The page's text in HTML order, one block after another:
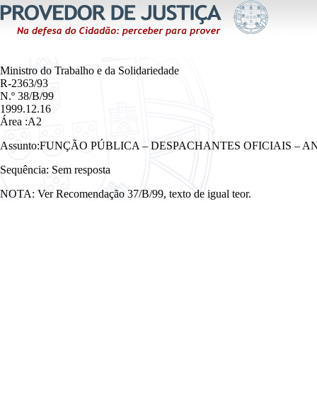
Ministro do Trabalho e da Solidariedade
R-2363/93
N.º 38/B/99
1999.12.16
Área :A2
Assunto:FUNÇÃO PÚBLICA – DESPACHANTES OFICIAIS –
Sequência: Sem resposta
NOTA: Ver Recomendação 37/B/99, texto de igual teor.